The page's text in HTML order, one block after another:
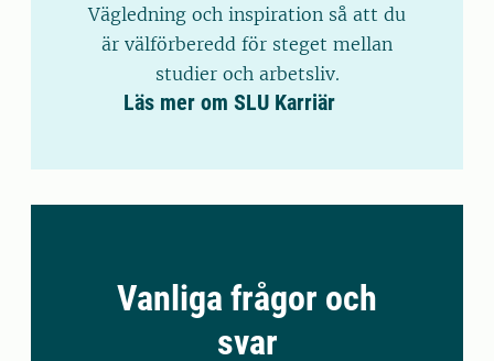
Vägledning och inspiration så att du
är välförberedd för steget mellan
studier och arbetsliv.
Läs mer om SLU Karriär
Vanliga frågor och
svar